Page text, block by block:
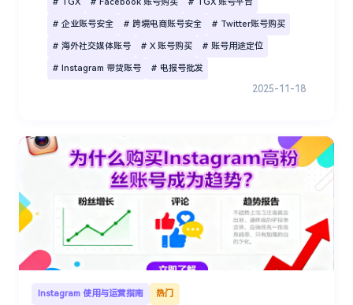
# 企业账号安全 # 跨境电商账号安全 # Twitter账号购买
# 海外社交媒体账号 # X 账号购买 # 账号用途定位
# Instagram 带货账号 # 电报号批发
2025-11-18
Instagram 使用与运营指南 热门